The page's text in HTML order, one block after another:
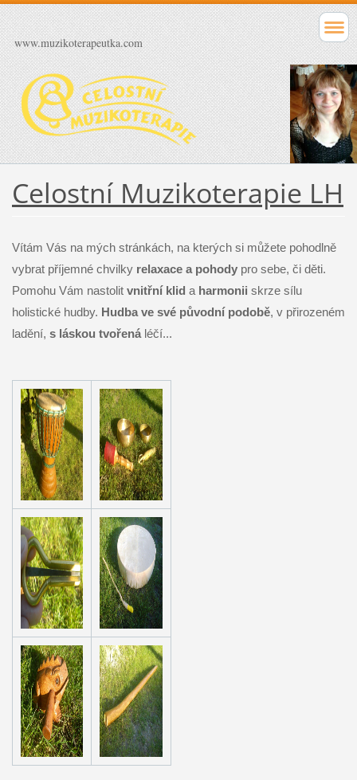
www.muzikoterapeutka.com
Celostní Muzikoterapie LH
Vítám Vás na mých stránkách, na kterých si můžete pohodlně
vybrat příjemné chvilky relaxace a pohodypro sebe, či děti.
Pomohu Vám nastolit vnitřní klid a harmonii skrze sílu
holistické hudby. Hudba ve své původní podobě, v přirozeném
ladění, s láskou tvořenáléčí...